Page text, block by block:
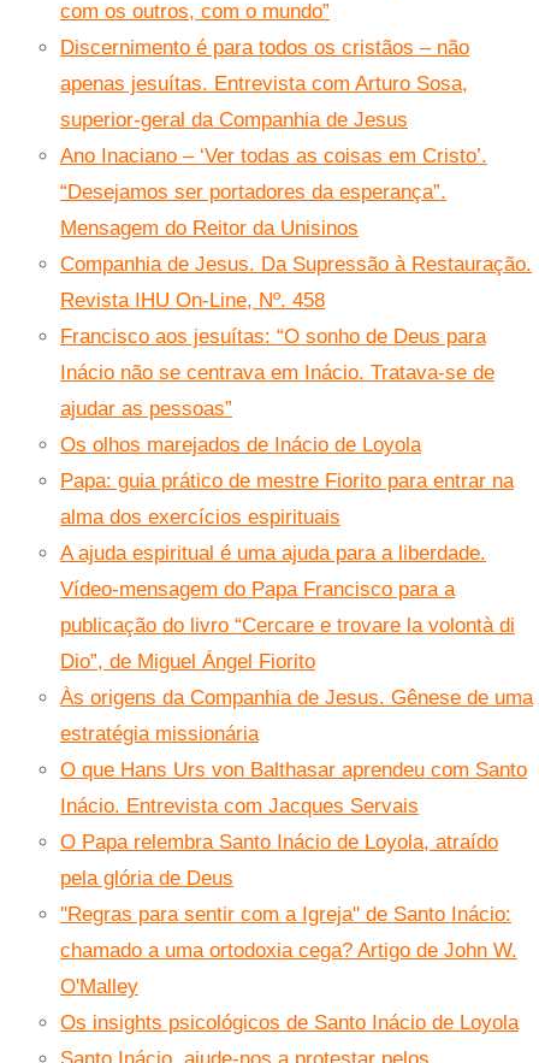
com os outros, com o mundo”
Discernimento é para todos os cristãos – não
apenas jesuítas. Entrevista com Arturo Sosa,
superior-geral da Companhia de Jesus
Ano Inaciano – ‘Ver todas as coisas em Cristo’.
“Desejamos ser portadores da esperança”.
Mensagem do Reitor da Unisinos
Companhia de Jesus. Da Supressão à Restauração.
Revista IHU On-Line, Nº. 458
Francisco aos jesuítas: “O sonho de Deus para
Inácio não se centrava em Inácio. Tratava-se de
ajudar as pessoas”
Os olhos marejados de Inácio de Loyola
Papa: guia prático de mestre Fiorito para entrar na
alma dos exercícios espirituais
A ajuda espiritual é uma ajuda para a liberdade.
Vídeo-mensagem do Papa Francisco para a
publicação do livro “Cercare e trovare la volontà di
Dio”, de Miguel Ángel Fiorito
Às origens da Companhia de Jesus. Gênese de uma
estratégia missionária
O que Hans Urs von Balthasar aprendeu com Santo
Inácio. Entrevista com Jacques Servais
O Papa relembra Santo Inácio de Loyola, atraído
pela glória de Deus
''Regras para sentir com a Igreja'' de Santo Inácio:
chamado a uma ortodoxia cega? Artigo de John W.
O'Malley
Os insights psicológicos de Santo Inácio de Loyola